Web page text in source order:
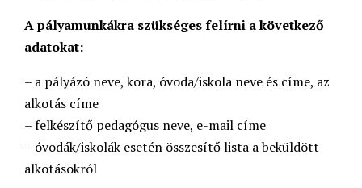
A pályamunkákra szükséges felírni a következő
adatokat:
– a pályázó neve, kora, óvoda/iskola neve és címe, az
alkotás címe
– felkészítő pedagógus neve, e-mail címe
– óvodák/iskolák esetén összesítő lista a beküldött
alkotásokról